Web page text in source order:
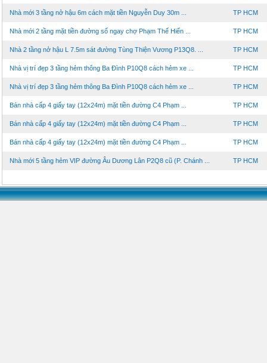
Nhà mới 3 tầng nở hậu 6m cách mặt tiền Nguyễn Duy 30m ... TP HCM
Nhà mới 2 tầng mặt tiền đường số ngay chợ Phạm Thế Hiển ... TP HCM
Nhà 2 tầng nở hậu L 7.5m sát đường Tùng Thiện Vương P13Q8. ... TP HCM
Nhà vị trí đẹp 3 tầng hẻm thông Ba Đình P10Q8 cách hẻm xe ... TP HCM
Nhà vị trí đẹp 3 tầng hẻm thông Ba Đình P10Q8 cách hẻm xe ... TP HCM
Bán nhà cấp 4 giấy tay (12x24m) mặt tiền đường C4 Phạm ... TP HCM
Bán nhà cấp 4 giấy tay (12x24m) mặt tiền đường C4 Phạm ... TP HCM
Bán nhà cấp 4 giấy tay (12x24m) mặt tiền đường C4 Phạm ... TP HCM
Nhà mới 5 tầng hẻm VIP đường Âu Dương Lân P2Q8 cũ (P. Chánh ... TP HCM